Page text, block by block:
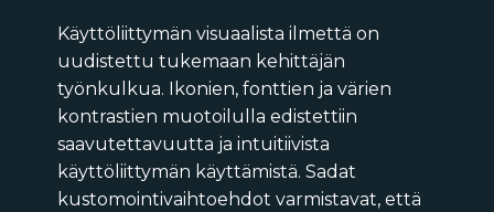
Käyttöliittymän visuaalista ilmettä on
uudistettu tukemaan kehittäjän
työnkulkua. Ikonien, fonttien ja värien
kontrastien muotoilulla edistettiin
saavutettavuutta ja intuitiivista
käyttöliittymän käyttämistä. Sadat
kustomointivaihtoehdot varmistavat, että